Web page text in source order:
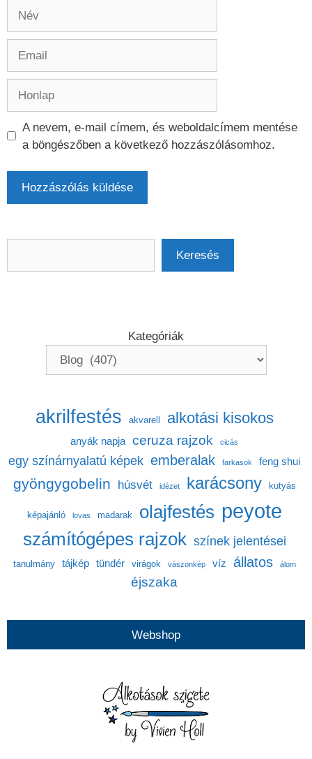
A nevem, e-mail címem, és weboldalcímem mentése
a böngészőben a következő hozzászólásomhoz.
Keresés
Kategóriák
akrilfestés akvarell alkotási kisokos
anyák napja ceruza rajzok cicás
egy színárnyalatú képek emberalak farkasok feng shui
gyöngygobelin húsvét idézet karácsony kutyás
képajánló lovas madarak olajfestés peyote
számítógépes rajzok színek jelentései
tanulmány tájkép tündér virágok vászonkép víz állatos álom
éjszaka
Webshop